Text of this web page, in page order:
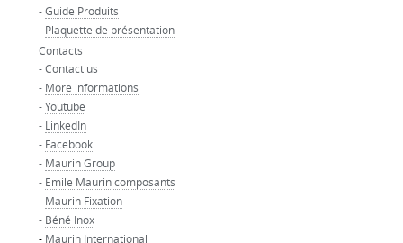
-Guide Produits
- Plaquette de présentation
Contacts
-Contact us
- More informations
-Youtube
- LinkedIn
- Facebook
- Maurin Group
- Emile Maurin composants
- Maurin Fixation
- Béné Inox
- Maurin International